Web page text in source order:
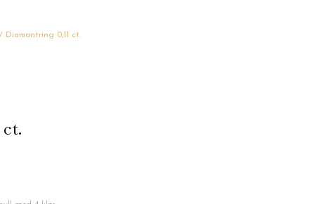
/ Diamantring 0,11 ct.